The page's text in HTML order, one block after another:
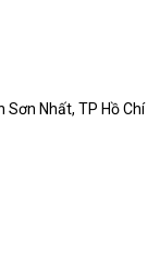
Sơn Nhất, TP Hồ Chí